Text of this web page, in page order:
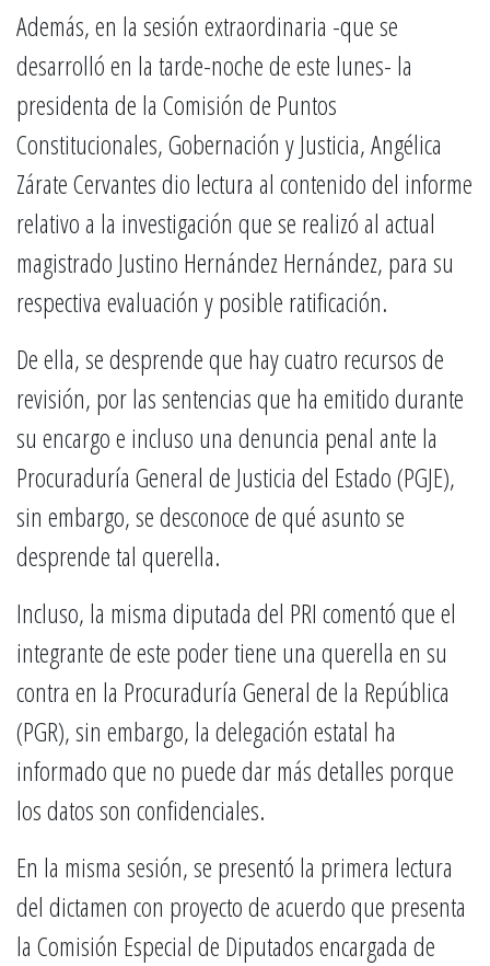
Además, en la sesión extraordinaria -que se
desarrolló en la tarde-noche de este lunes- la
presidenta de la Comisión de Puntos
Constitucionales, Gobernación y Justicia, Angélica
Zárate Cervantes dio lectura al contenido del informe
relativo a la investigación que se realizó al actual
magistrado Justino Hernández Hernández, para su
respectiva evaluación y posible ratificación.
De ella, se desprende que hay cuatro recursos de
revisión, por las sentencias que ha emitido durante
su encargo e incluso una denuncia penal ante la
Procuraduría General de Justicia del Estado (PGJE),
sin embargo, se desconoce de qué asunto se
desprende tal querella.
Incluso, la misma diputada del PRI comentó que el
integrante de este poder tiene una querella en su
contra en la Procuraduría General de la República
(PGR), sin embargo, la delegación estatal ha
informado que no puede dar más detalles porque
los datos son confidenciales.
En la misma sesión, se presentó la primera lectura
del dictamen con proyecto de acuerdo que presenta
la Comisión Especial de Diputados encargada de